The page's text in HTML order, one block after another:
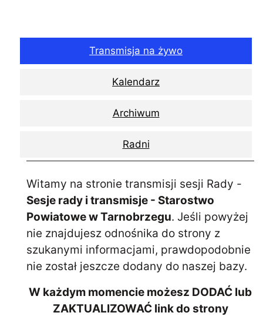
Transmisja na żywo
Kalendarz
Archiwum
Radni
Witamy na stronie transmisji sesji Rady -
Sesje rady i transmisje - Starostwo
Powiatowe w Tarnobrzegu. Jeśli powyżej
nie znajdujesz odnośnika do strony z
szukanymi informacjami, prawdopodobnie
nie został jeszcze dodany do naszej bazy.
W każdym momencie możesz DODAĆ lub
ZAKTUALIZOWAĆ link do strony